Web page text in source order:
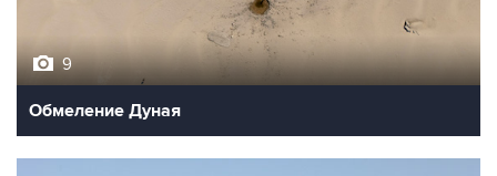
9
Обмеление Дуная